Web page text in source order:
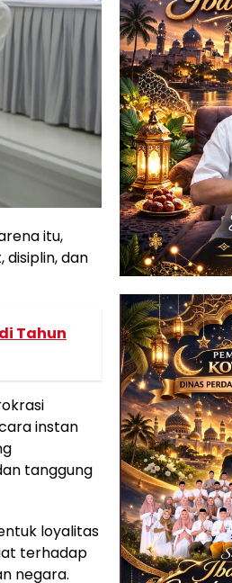
itu,
dan
Tahun
instan
tanggung
loyalitas
terhadap
negara.